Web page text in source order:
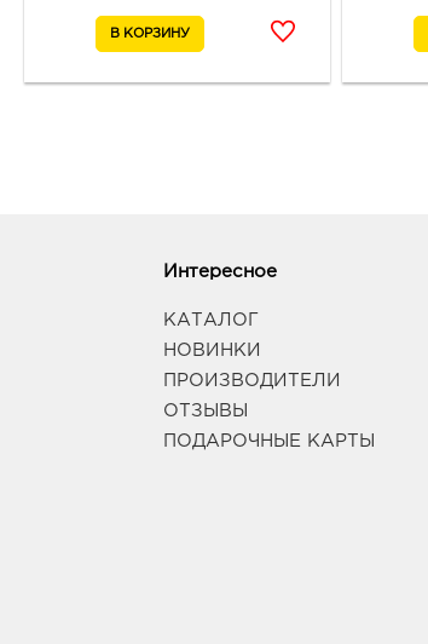
Интересное
КАТАЛОГ
НОВИНКИ
ПРОИЗВОДИТЕЛИ
ОТЗЫВЫ
ПОДАРОЧНЫЕ КАРТЫ